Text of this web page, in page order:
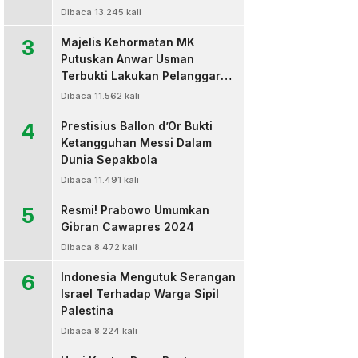
Dibaca 13.245 kali
3
Majelis Kehormatan MK
Putuskan Anwar Usman
Terbukti Lakukan Pelanggaran
Berat Kode Etik dan
Dibaca 11.562 kali
4
Prestisius Ballon d’Or Bukti
Ketangguhan Messi Dalam
Dunia Sepakbola
Dibaca 11.491 kali
5
Resmi! Prabowo Umumkan
Gibran Cawapres 2024
Dibaca 8.472 kali
6
Indonesia Mengutuk Serangan
Israel Terhadap Warga Sipil
Palestina
Dibaca 8.224 kali